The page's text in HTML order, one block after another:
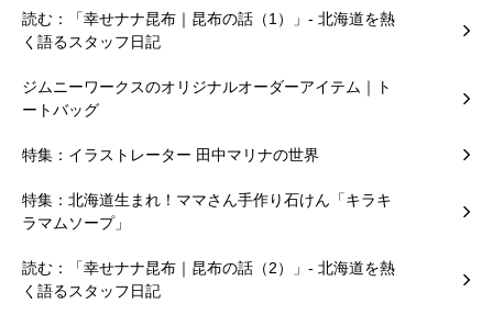
読む：「幸せナナ昆布｜昆布の話（1）」- 北海道を熱
く語るスタッフ日記
ジムニーワークスのオリジナルオーダーアイテム｜ト
ートバッグ
特集：イラストレーター 田中マリナの世界
特集：北海道生まれ！ママさん手作り石けん「キラキ
ラマムソープ」
読む：「幸せナナ昆布｜昆布の話（2）」- 北海道を熱
く語るスタッフ日記